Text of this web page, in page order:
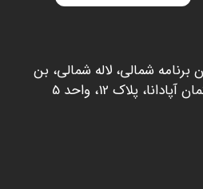
برنامه شمالي، لاله شمالي، بن
پلاک 12، واحد 5